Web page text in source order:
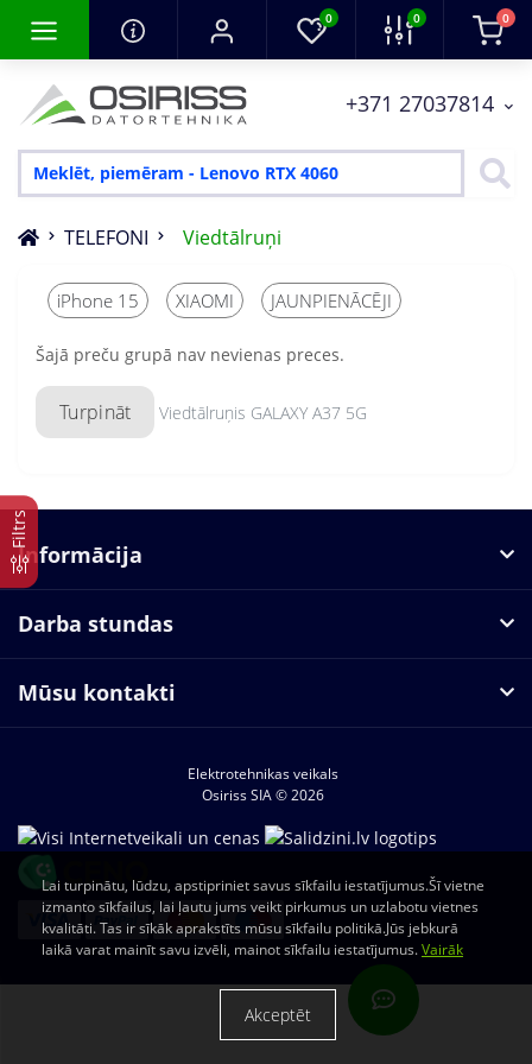
0 0 0
+371 27037814
TELEFONI Viedtālruņi
Filtrs
iPhone 15 XIAOMI JAUNPIENĀCĒJI
Šajā preču grupā nav nevienas preces.
Turpināt Viedtālruņis GALAXY A37 5G
Informācija
Darba stundas
Mūsu kontakti
Elektrotehnikas veikals
Osiriss SIA © 2026
Lai turpinātu, lūdzu, apstipriniet savus sīkfailu iestatījumus.Šī vietne
izmanto sīkfailus, lai ļautu jums veikt pirkumus un uzlabotu vietnes
kvalitāti. Tas ir sīkāk aprakstīts mūsu sīkfailu politikā.Jūs jebkurā
laikā varat mainīt savu izvēli, mainot sīkfailu iestatījumus.Vairāk
Akceptēt